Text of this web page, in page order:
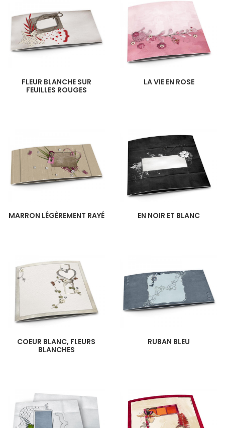
FLEUR BLANCHE SUR
FEUILLES ROUGES
LA VIE EN ROSE
MARRON LÉGÈREMENT RAYÉ EN NOIR ET BLANC
COEUR BLANC, FLEURS
BLANCHES
RUBAN BLEU